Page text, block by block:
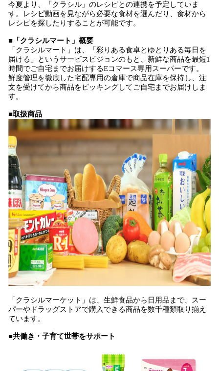
今夏より、「クラシル」のレシピとの連携を予定していま
す。レシピ動画を見ながら必要な食材を選んだり、食材から
レシピを探したりすることが可能です。
■「クラシルマート」概要
「クラシルマート」は、「彩りある食卓とゆとりある毎日を
届ける」というサービスビジョンのもと、新鮮な商品を最短1
時間でご自宅までお届けするEコマース専用スーパーです。
鮮度管理を徹底した宅配専用の倉庫で商品在庫を保持し、注
文を受けてから商品をピッキングしてご自宅までお届けしま
す。
■取扱商品
「クラシルマーケット」は、生鮮食品から日用品まで、スー
パーやドラッグストアで購入できる商品を数千種類取り揃え
ています。
■共働き・子育て世帯をサポート